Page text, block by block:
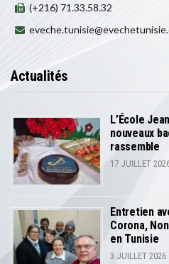
(+216) 71.33.58.32
Actualités
L’École
nouveaux
rassemble
17 JUILLET
Entretien
Corona,
en Tunisie
3 JUILLET 2026